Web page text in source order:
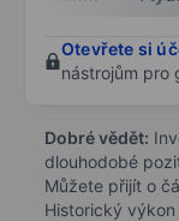
Otevřete si
nástrojům pro
Dobré vědět:
dlouhodobé
Můžete přijít o
Historický